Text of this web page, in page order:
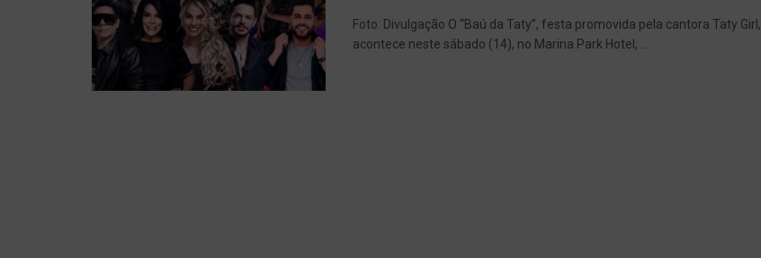
Foto: Divulgação O “Baú da Taty”, festa promovida pela cantora Taty Girl,
acontece neste sábado (14), no Marina Park Hotel, ...